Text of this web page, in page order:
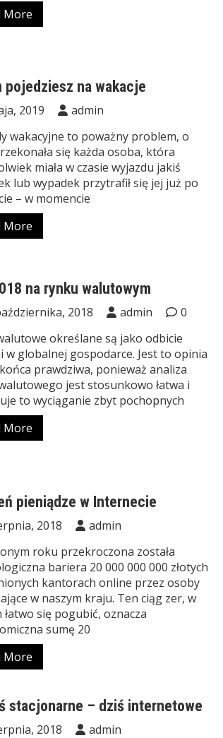
More
pojedziesz na wakacje
2019
admin
wakacyjne to poważny problem, o
się każda osoba, która
miała w czasie wyjazdu jakiś
lub wypadek przytrafił się jej już po
– w momencie
More
na rynku walutowym
2018 admin
0
określane są jako odbicie
w globalnej gospodarce. Jest to opinia
prawdziwa, ponieważ analiza
jest stosunkowo łatwa i
to wyciąganie zbyt pochopnych
More
pieniądze w Internecie
2018
admin
roku przekroczona została
bariera 20 000 000 000 złotych
kantorach online przez osoby
w naszym kraju. Ten ciąg zer, w
się pogubić, oznacza
sumę 20
More
stacjonarne – dziś internetowe
2018
admin